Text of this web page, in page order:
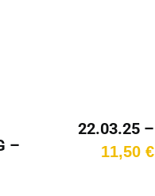
–
22.03.25
11,50 €